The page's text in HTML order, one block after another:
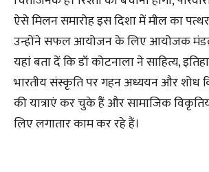
ऐसे मिलन समारोह इस दिशा में मील का
उन्होंने सफल आयोजन के लिए आयोजक मंडल
यहां बता दें कि डॉ कोटनाला ने साहित्य,
भारतीय संस्कृति पर गहन अध्ययन और शोध
की यात्राएं कर चुके हैं और सामाजिक
लिए लगातार काम कर रहे हैं।